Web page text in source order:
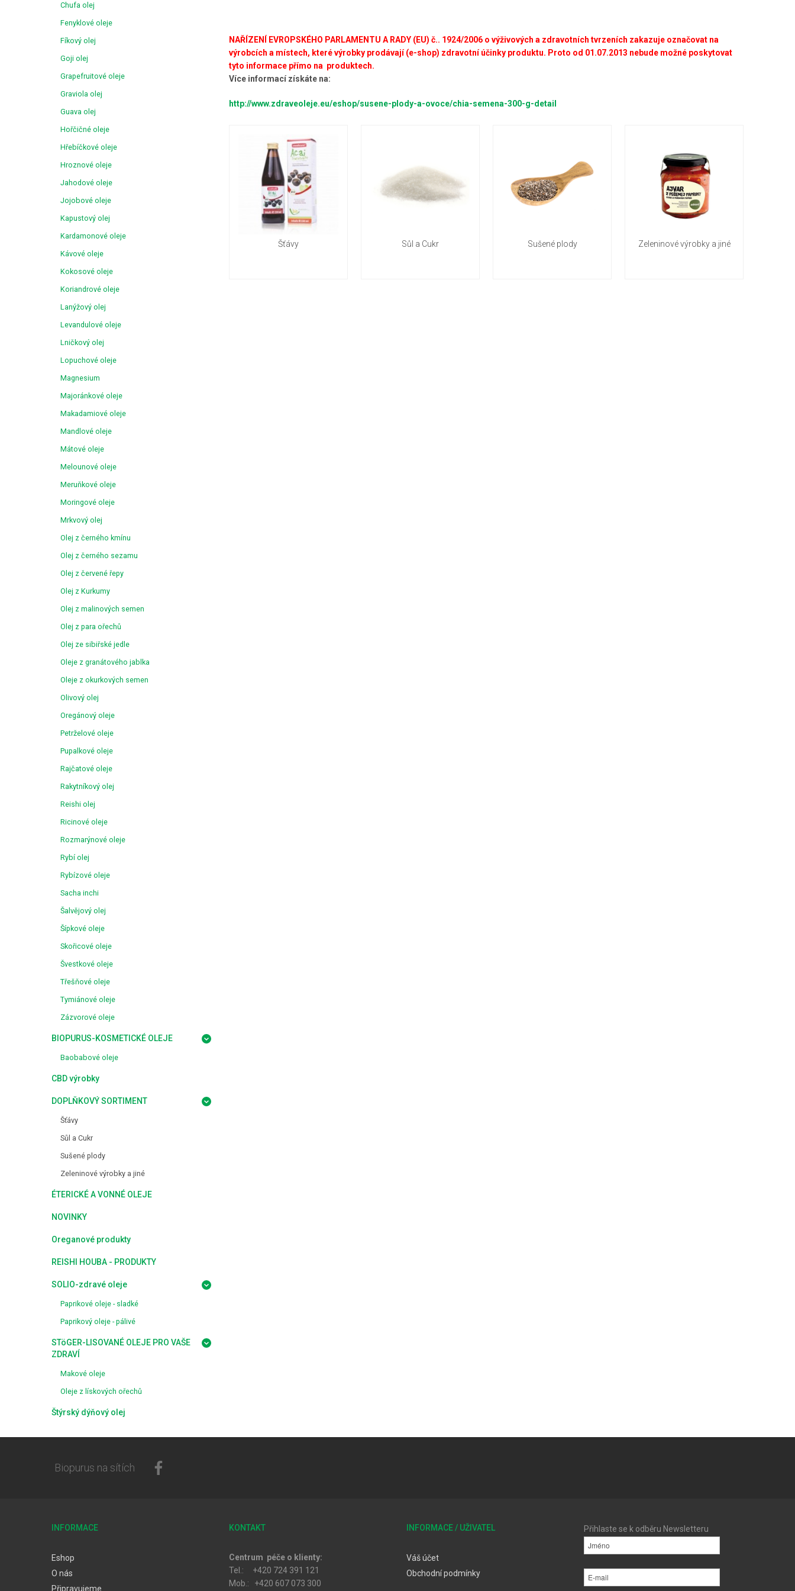
Chufa olej
Fenyklové oleje
Fíkový olej
Goji olej
Grapefruitové oleje
Graviola olej
Guava olej
Hořčičné oleje
Hřebíčkové oleje
Hroznové oleje
Jahodové oleje
Jojobové oleje
Kapustový olej
Kardamonové oleje
Kávové oleje
Kokosové oleje
Koriandrové oleje
Lanýžový olej
Levandulové oleje
Lničkový olej
Lopuchové oleje
Magnesium
Majoránkové oleje
Makadamiové oleje
Mandlové oleje
Mátové oleje
Melounové oleje
Meruňkové oleje
Moringové oleje
Mrkvový olej
Olej z černého kmínu
Olej z černého sezamu
Olej z červené řepy
Olej z Kurkumy
Olej z malinových semen
Olej z para ořechů
Olej ze sibiřské jedle
Oleje z granátového jablka
Oleje z okurkových semen
Olivový olej
Oregánový oleje
Petrželové oleje
Pupalkové oleje
Rajčatové oleje
Rakytníkový olej
Reishi olej
Ricinové oleje
Rozmarýnové oleje
Rybí olej
Rybízové oleje
Sacha inchi
Šalvějový olej
Šípkové oleje
Skořicové oleje
Švestkové oleje
Třešňové oleje
Tymiánové oleje
Zázvorové oleje
BIOPURUS-KOSMETICKÉ OLEJE
Baobabové oleje
CBD výrobky
DOPLŇKOVÝ SORTIMENT
Šťávy
Sůl a Cukr
Sušené plody
Zeleninové výrobky a jiné
ÉTERICKÉ A VONNÉ OLEJE
NOVINKY
Oreganové produkty
REISHI HOUBA - PRODUKTY
SOLIO-zdravé oleje
Paprikové oleje - sladké
Paprikový oleje - pálivé
STöGER-LISOVANÉ OLEJE PRO VAŠE
ZDRAVÍ
Makové oleje
Oleje z lískových ořechů
Štýrský dýňový olej
NAŘÍZENÍ EVROPSKÉHO PARLAMENTU A RADY (EU) č.. 1924/2006 o výživových a zdravotních tvrzeních zakazuje označovat na
výrobcích a místech, které výrobky prodávají (e-shop) zdravotní účinky produktu. Proto od 01.07.2013 nebude možné poskytovat
tyto informace přímo na produktech.
Více informací získáte na:
http://www.zdraveoleje.eu/eshop/susene-plody-a-ovoce/chia-semena-300-g-detail
Šťávy Sůl a Cukr Sušené plody Zeleninové výrobky a jiné
Biopurus na sítích
INFORMACE
Eshop
O nás
Připravujeme
KONTAKT
Centrum péče o klienty:
Tel.: +420 724 391 121
Mob.: +420 607 073 300
INFORMACE / UŽIVATEL
Váš účet
Obchodní podmínky
Přihlaste se k odběru Newsletteru